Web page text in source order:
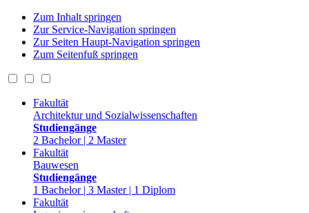
Zum Inhalt springen
Zur Service-Navigation springen
Zur Seiten Haupt-Navigation springen
Zum Seitenfuß springen
Fakultät
Architektur und Sozialwissenschaften
Studiengänge
2 Bachelor | 2 Master
Fakultät
Bauwesen
Studiengänge
1 Bachelor | 3 Master | 1 Diplom
Fakultät